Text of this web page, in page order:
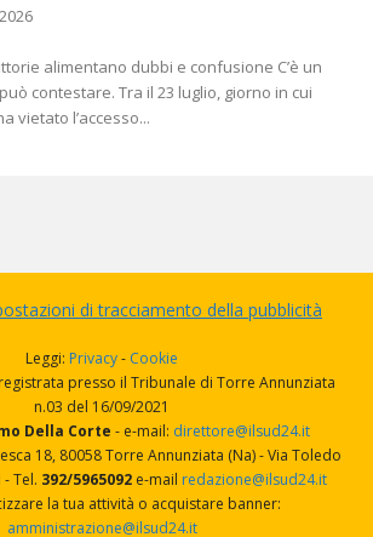
alimentano dubbi e confusione C’è un
contestare. Tra il 23 luglio, giorno in cui
vietato l’accesso...
di tracciamento della pubblicità
Leggi: Privacy- Cookie
presso il Tribunale di Torre Annunziata
n.03 del 16/09/2021
Della Corte - e-mail: direttore@ilsud24.it
18, 80058 Torre Annunziata (Na) - Via Toledo
Tel. 392/5965092 e-mail redazione@ilsud24.it
la tua attività o acquistare banner:
amministrazione@ilsud24.it